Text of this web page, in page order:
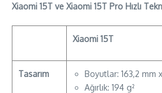
Xiaomi 15T ve Xiaomi 15T Pro Hızlı
Xiaomi 15T
Tasarım
Boyutlar: 163,2 mm
Ağırlık: 194 g²